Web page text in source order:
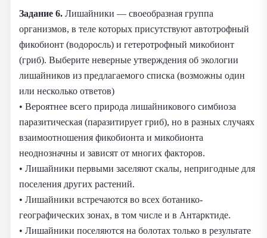
Задание 6. Лишайники — своеобразная группа
организмов, в теле которых присутствуют автотрофный
фикобионт (водоросль) и гетеротрофный микобионт
(гриб). Выберите неверные утверждения об экологии
лишайников из предлагаемого списка (возможны один
или несколько ответов)
• Вероятнее всего природа лишайникового симбиоза
паразитическая (паразитирует гриб), но в разных случаях
взаимоотношения фикобионта и микобионта
неоднозначны и зависят от многих факторов.
• Лишайники первыми заселяют скалы, непригодные для
поселения других растений.
• Лишайники встречаются во всех ботанико-
географических зонах, в том числе и в Антарктиде.
• Лишайники поселяются на болотах только в результате